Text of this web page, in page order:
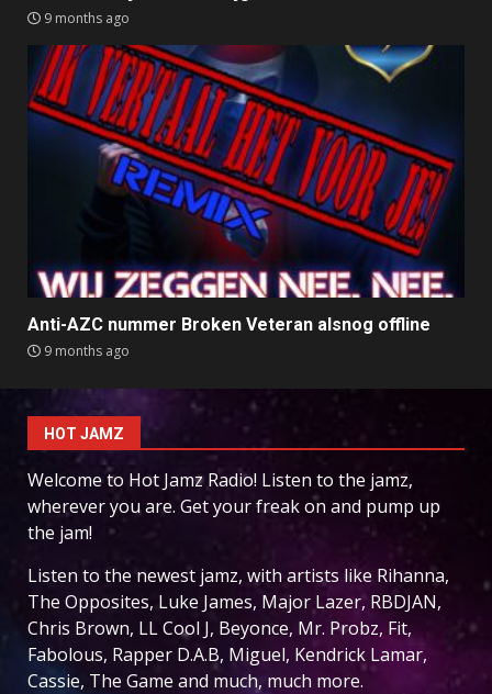
9 months ago
Anti-AZC nummer Broken Veteran alsnog offline
9 months ago
HOT JAMZ
Welcome to Hot Jamz Radio! Listen to the jamz,
wherever you are. Get your freak on and pump up
the jam!
Listen to the newest jamz, with artists like Rihanna,
The Opposites, Luke James, Major Lazer, RBDJAN,
Chris Brown, LL Cool J, Beyonce, Mr. Probz, Fit,
Fabolous, Rapper D.A.B, Miguel, Kendrick Lamar,
Cassie, The Game and much, much more.